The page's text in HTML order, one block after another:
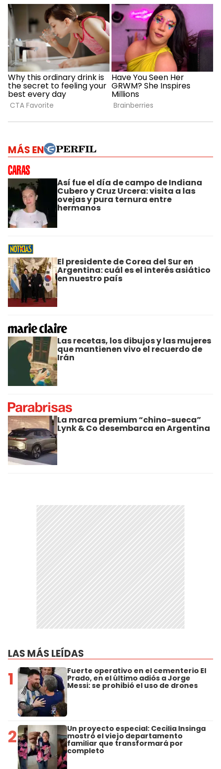
MÁS EN
Así fue el día de campo de Indiana
Cubero y Cruz Urcera: visita a las
ovejas y pura ternura entre
hermanos
El presidente de Corea del Sur en
Argentina: cuál es el interés asiático
en nuestro país
Las recetas, los dibujos y las mujeres
que mantienen vivo el recuerdo de
Irán
La marca premium “chino-sueca”
Lynk & Co desembarca en Argentina
LAS MÁS LEÍDAS
1 Fuerte operativo en el cementerio El
Prado, en el último adiós a Jorge
Messi: se prohibió el uso de drones
2 Un proyecto especial: Cecilia Insinga
mostró el viejo departamento
familiar que transformará por
completo